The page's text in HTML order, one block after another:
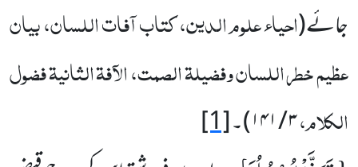
جائے(احیاء علوم الدین، کتاب آفات اللسان، بیان
عظیم خطر اللسان وفضیلۃ الصمت، الآفۃ الثانیۃ فضول
الکلام،۳ / ۱۴۱) ۔[1]